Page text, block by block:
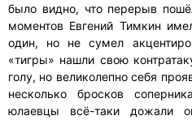
было видно, что перерыв
моментов Евгений Тимкин
один, но не сумел
«тигры» нашли свою
голу, но великолепно себя
несколько бросков
юлаевцы всё-таки дожали